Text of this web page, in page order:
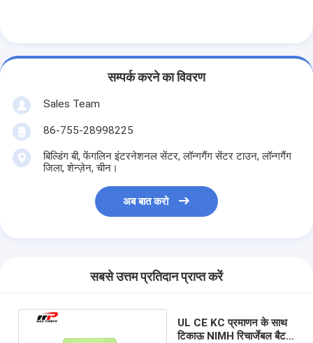
सम्पर्क करने का विवरण
Sales Team
86-755-28998225
बिल्डिंग बी, फेंगलिन इंटरनेशनल सेंटर, लॉन्गगैंग सेंटर टाउन, लॉन्गगैंग
जिला, शेन्ज़ेन, चीन।
अब बात करो
सबसे उत्तम प्रतिदान प्राप्त करें
UL CE KC प्रमाणन के साथ
टिकाऊ NIMH रिचार्जेबल बैटरी